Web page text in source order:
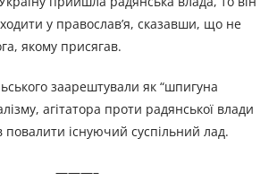
у православ’я, сказавши, що не
якому присягав.
заарештували як “шпигуна
агітатора проти радянської влади
повалити існуючий суспільний лад.
———–